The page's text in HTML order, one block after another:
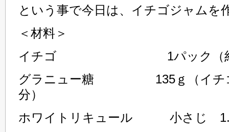
という事で今日は、イチゴジャムを
＜材料＞
イチゴ 1パック（約
グラニュー糖 135ｇ（イチゴ
分）
ホワイトリキュール 小さじ